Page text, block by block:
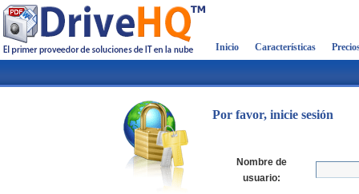
Inicio Características
Por favor, inicie sesión
Nombre de
usuario: